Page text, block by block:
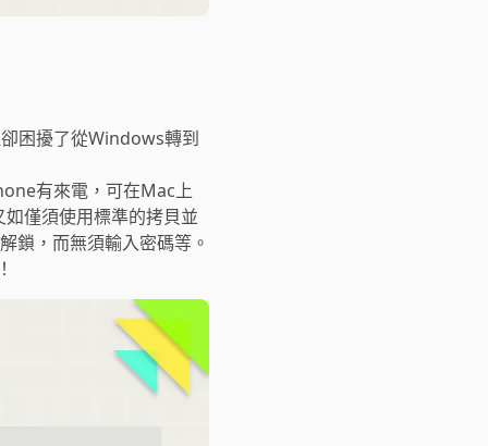
困擾了從Windows轉到
有來電，可在Mac上
僅須使用標準的拷貝並
鎖，而無須輸入密碼等。